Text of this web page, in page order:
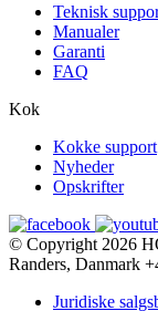
Teknisk
Manualer
Garanti
FAQ
Kok
Kokke support
Nyheder
Opskrifter
© Copyright 2026
Randers, Danmark
Juridiske